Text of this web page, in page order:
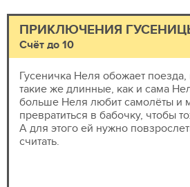
ПРИКЛЮЧЕНИЯ
Счёт до 10
Гусеничка Неля обожает
такие же длинные, как и сама
больше Неля любит самолёты и
превратиться в бабочку, чтобы
А для этого ей нужно
считать.